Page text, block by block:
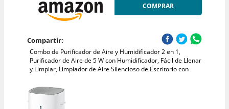
COMPRAR
Compartir:
Combo de Purificador de Aire y Humidificador 2 en 1,
Purificador de Aire de 5 W con Humidificador, Fácil de Llenar
y Limpiar, Limpiador de Aire Silencioso de Escritorio con